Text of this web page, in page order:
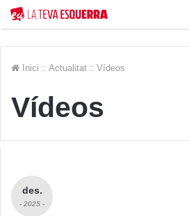
Inici :: Actualitat :: Vídeos
Vídeos
des.
- 2025 -